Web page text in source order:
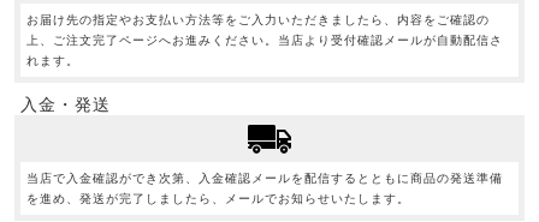
お届け先の指定やお支払い方法等をご入力いただきましたら、内容をご確認の
上、ご注文完了ページへお進みください。当店より受付確認メールが自動配信さ
れます。
入金・発送
当店で入金確認ができ次第、入金確認メールを配信するとともに商品の発送準備
を進め、発送が完了しましたら、メールでお知らせいたします。